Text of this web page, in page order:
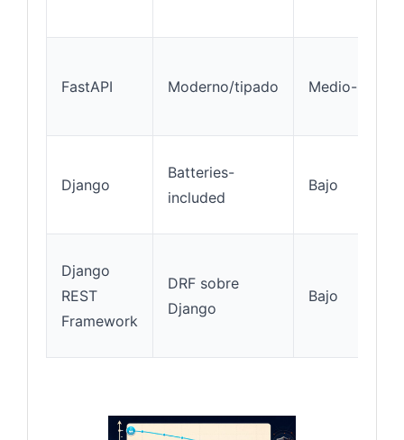
FastAPI Moderno/tipado Medio-bajo
Django
Batteries-
included
Bajo
Django
REST
Framework
DRF sobre
Django
Bajo